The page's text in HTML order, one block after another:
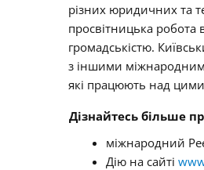
різних юридичних та
просвітницька
громадськістю.
з іншими
які працюють над
Дізнайтесь більше
міжнародний
Дію на сайті